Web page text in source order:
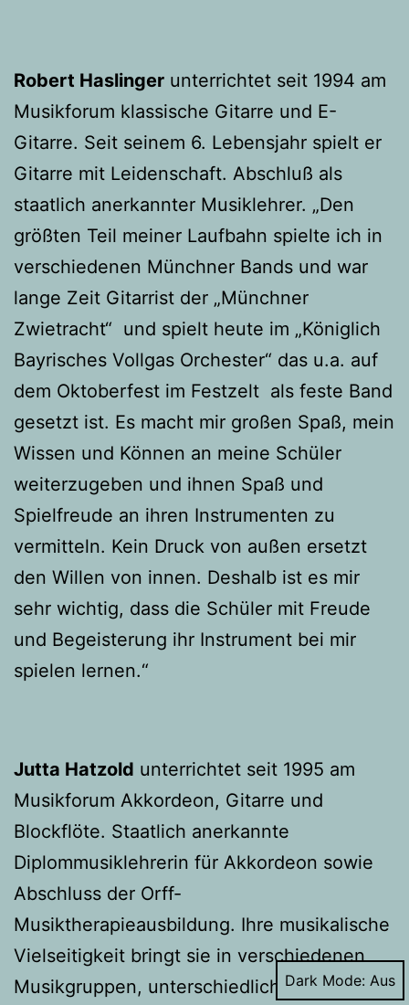
Robert Haslinger unterrichtet seit 1994 am
Musikforum klassische Gitarre und E-
Gitarre. Seit seinem 6. Lebensjahr spielt er
Gitarre mit Leidenschaft. Abschluß als
staatlich anerkannter Musiklehrer. „Den
größten Teil meiner Laufbahn spielte ich in
verschiedenen Münchner Bands und war
lange Zeit Gitarrist der „Münchner
Zwietracht“ und spielt heute im „Königlich
Bayrisches Vollgas Orchester“ das u.a. auf
dem Oktoberfest im Festzelt als feste Band
gesetzt ist. Es macht mir großen Spaß, mein
Wissen und Können an meine Schüler
weiterzugeben und ihnen Spaß und
Spielfreude an ihren Instrumenten zu
vermitteln. Kein Druck von außen ersetzt
den Willen von innen. Deshalb ist es mir
sehr wichtig, dass die Schüler mit Freude
und Begeisterung ihr Instrument bei mir
spielen lernen.“
Jutta Hatzold unterrichtet seit 1995 am
Musikforum Akkordeon, Gitarre und
Blockflöte. Staatlich anerkannte
Diplommusiklehrerin für Akkordeon sowie
Abschluss der Orff-
Musiktherapieausbildung. Ihre musikalische
Vielseitigkeit bringt sie in verschiedenen
Musikgruppen, unterschiedlicherDark Mode: